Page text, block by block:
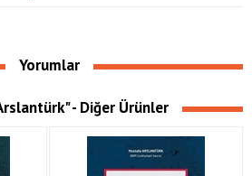
Yorumlar
- Diğer Ürünler